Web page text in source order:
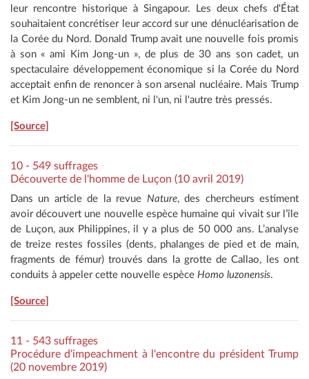
leur rencontre historique à Singapour. Les deux chefs d'État
souhaitaient concrétiser leur accord sur une dénucléarisation de
la Corée du Nord. Donald Trump avait une nouvelle fois promis
à son « ami Kim Jong-un », de plus de 30 ans son cadet, un
spectaculaire développement économique si la Corée du Nord
acceptait enfin de renoncer à son arsenal nucléaire. Mais Trump
et Kim Jong-un ne semblent, ni l'un, ni l'autre très pressés.
[Source]
10 - 549 suffrages
Découverte de l'homme de Luçon (10 avril 2019)
Dans un article de la revue Nature, des chercheurs estiment
avoir découvert une nouvelle espèce humaine qui vivait sur l’île
de Luçon, aux Philippines, il y a plus de 50 000 ans. L’analyse
de treize restes fossiles (dents, phalanges de pied et de main,
fragments de fémur) trouvés dans la grotte de Callao, les ont
conduits à appeler cette nouvelle espèce Homo luzonensis.
[Source]
11 - 543 suffrages
Procédure d'impeachment à l'encontre du président Trump
(20 novembre 2019)